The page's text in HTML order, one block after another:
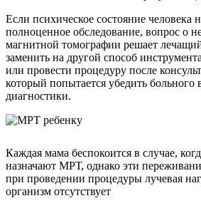
Если психическое состояние человека
полноценное обследование, вопрос о
магнитной томографии решает
заменить на другой способ
или провести процедуру после
который попытается убедить больного
диагностики.
Каждая мама беспокоится в случае,
назначают МРТ, однако эти
при проведении процедуры лучевая
организм отсутствует